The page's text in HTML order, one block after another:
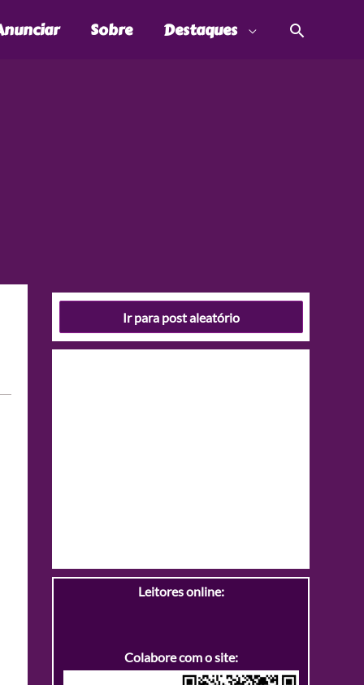
Sobre Destaques
Ir para post aleatório
Leitores online:
Colabore com o site: